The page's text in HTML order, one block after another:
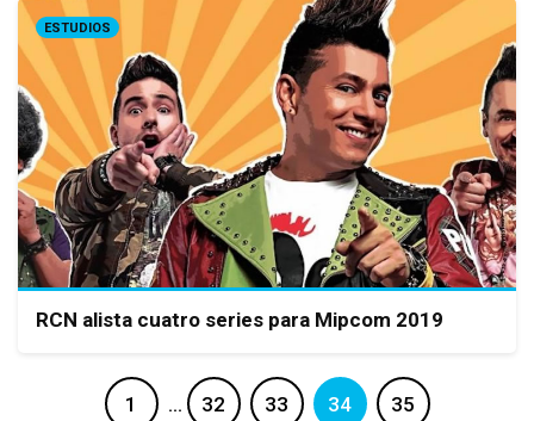
ESTUDIOS
RCN alista cuatro series para Mipcom 2019
1 … 32 33 34 35